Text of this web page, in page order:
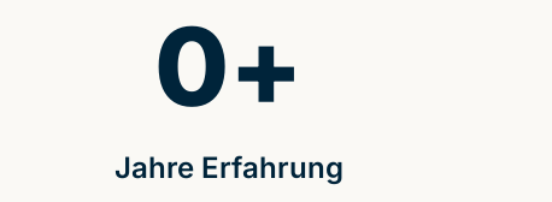
Jahre Erfahrung
0+